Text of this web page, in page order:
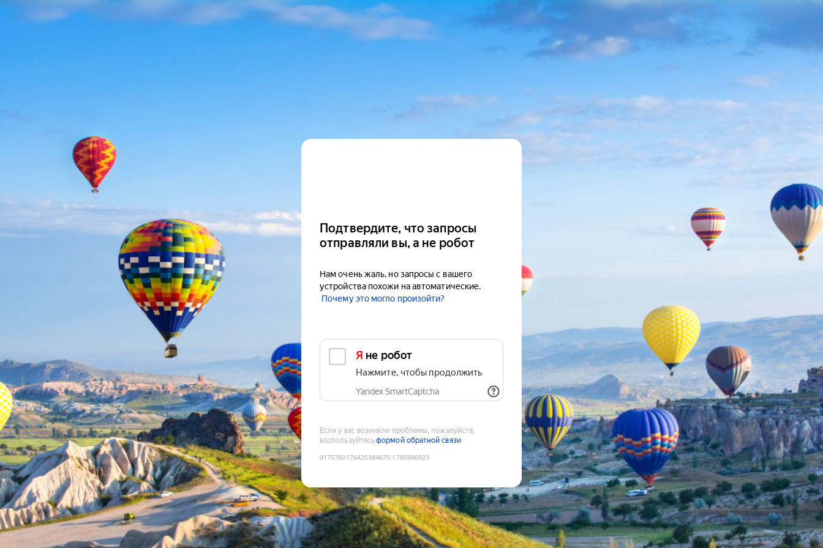
Подтвердите, что запросы
отправляли вы, а не робот
Нам очень жаль, но запросы с вашего
устройства похожи на автоматические.
Почему это могло произойти?
Я не робот
Нажмите, чтобы продолжить
Yandex SmartCaptcha
Если у вас возникли проблемы, пожалуйста,
воспользуйтесьформой обратной связи
9175760176425384675:1785996923